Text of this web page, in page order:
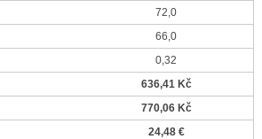
72,0
66,0
0,32
636,41 Kč
770,06 Kč
24,48 €